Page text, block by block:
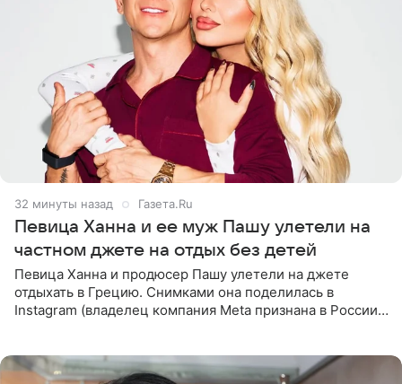
32 минуты назад Газета.Ru
Певица Ханна и ее муж Пашу улетели на
частном джете на отдых без детей
Певица Ханна и продюсер Пашу улетели на джете
отдыхать в Грецию. Снимками она поделилась в
Instagram (владелец компания Meta признана в России